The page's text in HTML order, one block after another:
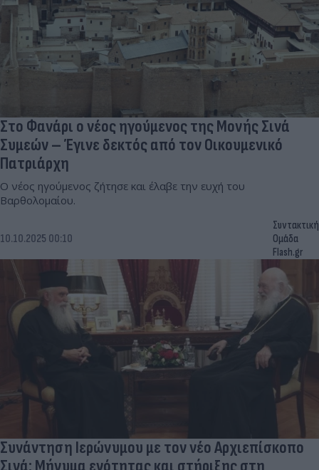
Στο Φανάρι ο νέος ηγούμενος της Μονής Σινά
Συμεών – Έγινε δεκτός από τον Οικουμενικό
Πατριάρχη
Ο νέος ηγούμενος ζήτησε και έλαβε την ευχή του
Βαρθολομαίου.
10.10.2025 00:10
Συντακτική
Ομάδα
Flash.gr
Συνάντηση Ιερώνυμου με τον νέο Αρχιεπίσκοπο